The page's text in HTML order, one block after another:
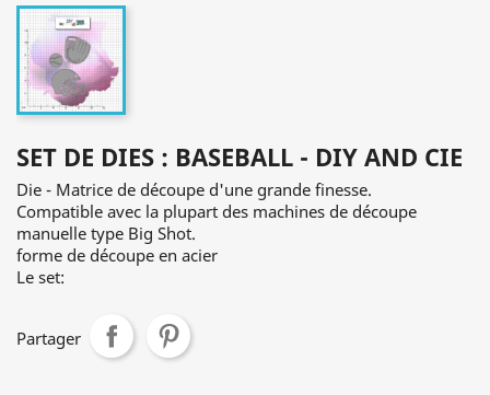
SET DE DIES : BASEBALL - DIY AND CIE
Die - Matrice de découpe d'une grande finesse.
Compatible avec la plupart des machines de découpe
manuelle type Big Shot.
forme de découpe en acier
Le set:
Partager